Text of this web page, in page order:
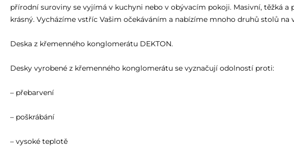
přírodní suroviny se vyjímá v kuchyni nebo v obývacím pokoji. Masivní, těžká
krásný. Vycházíme vstříc Vašim očekáváním a nabízíme mnoho druhů stolů
Deska z křemenného konglomerátu DEKTON.
Desky vyrobené z křemenného konglomerátu se vyznačují odolností proti:
– přebarvení
– poškrábání
– vysoké teplotě